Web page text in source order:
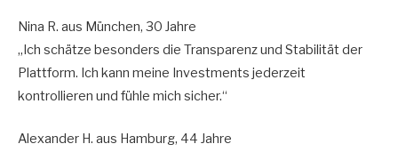
Nina R. aus München, 30 Jahre
„Ich schätze besonders die Transparenz und Stabilität der
Plattform. Ich kann meine Investments jederzeit
kontrollieren und fühle mich sicher.“
Alexander H. aus Hamburg, 44 Jahre